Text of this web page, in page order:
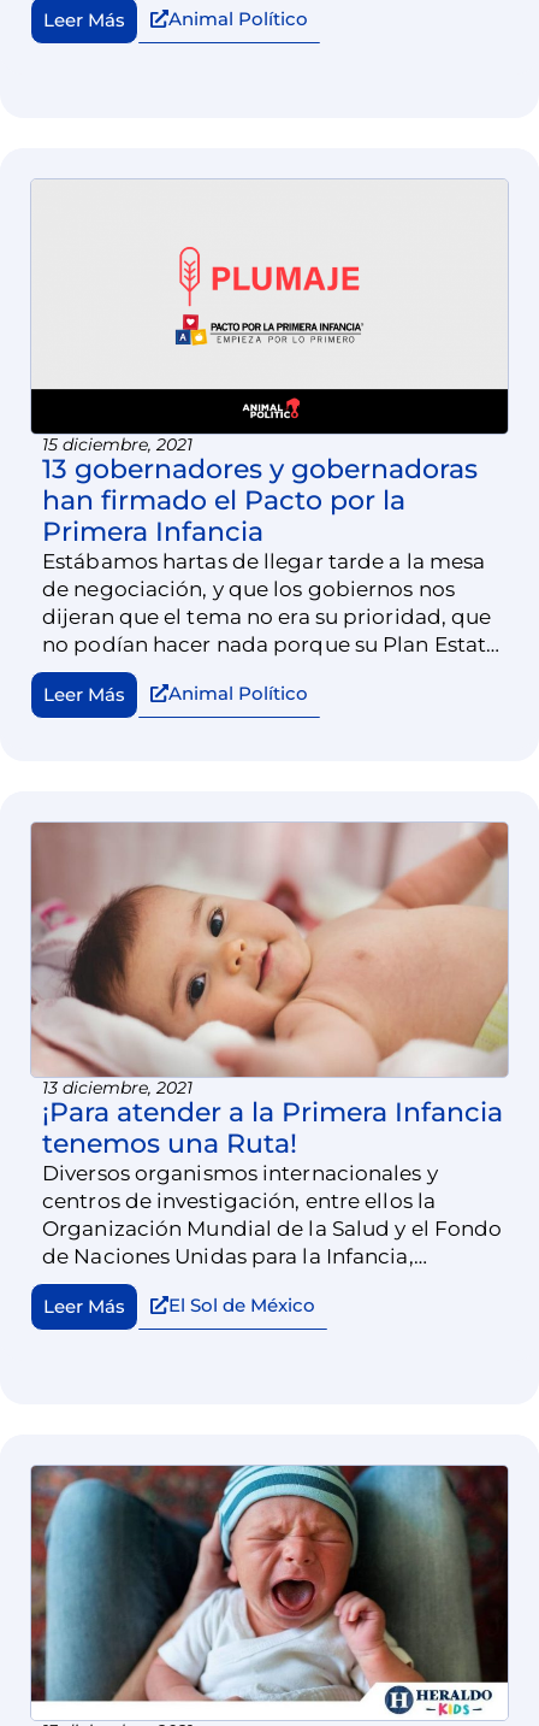
Leer Más Animal Político
15 diciembre, 2021
13 gobernadores y gobernadoras
han firmado el Pacto por la
Primera Infancia
Estábamos hartas de llegar tarde a la mesa
de negociación, y que los gobiernos nos
dijeran que el tema no era su prioridad, que
no podían hacer nada porque su Plan Estatal
de Desarrollo y sus programas sectoriales,
especiales o institucionales no lo
Leer Más Animal Político
13 diciembre, 2021
¡Para atender a la Primera Infancia
tenemos una Ruta!
Diversos organismos internacionales y
centros de investigación, entre ellos la
Organización Mundial de la Salud y el Fondo
de Naciones Unidas para la Infancia,
desarrollaron el marco conceptual del
cuidado cariñoso y sensible que justo busca
Leer Más El Sol de México